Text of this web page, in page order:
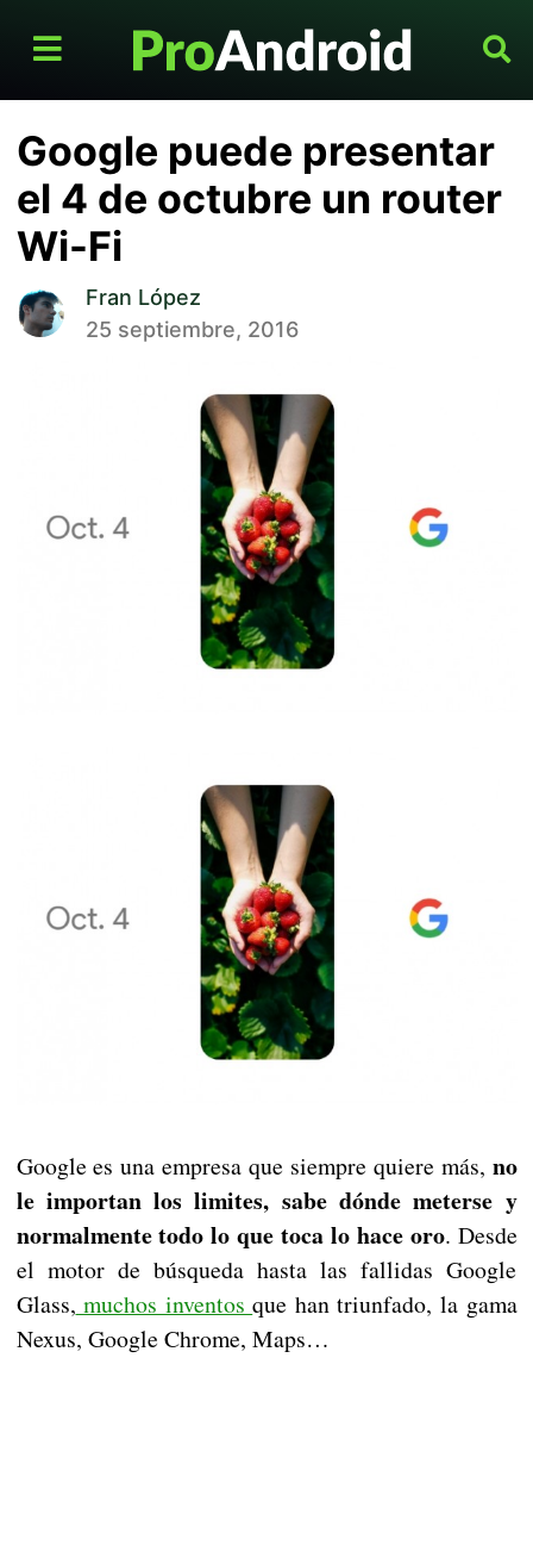
Google puede presentar
el 4 de octubre un router
Wi-Fi
Fran López
25 septiembre, 2016
Google es una empresa que siempre quiere más, no
le importan los limites, sabe dónde meterse y
normalmente todo lo que toca lo hace oro. Desde
el motor de búsqueda hasta las fallidas Google
Glass, muchos inventosque han triunfado, la gama
Nexus, Google Chrome, Maps…